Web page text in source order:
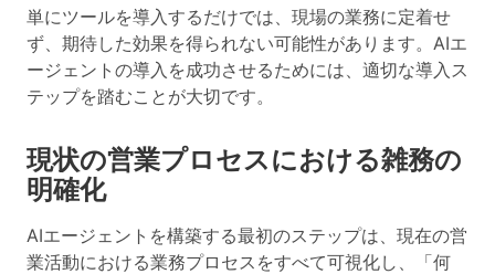
単にツールを導入するだけでは、現場の業務に定着せ
ず、期待した効果を得られない可能性があります。AIエ
ージェントの導入を成功させるためには、適切な導入ス
テップを踏むことが大切です。
現状の営業プロセスにおける雑務の
明確化
AIエージェントを構築する最初のステップは、現在の営
業活動における業務プロセスをすべて可視化し、「何